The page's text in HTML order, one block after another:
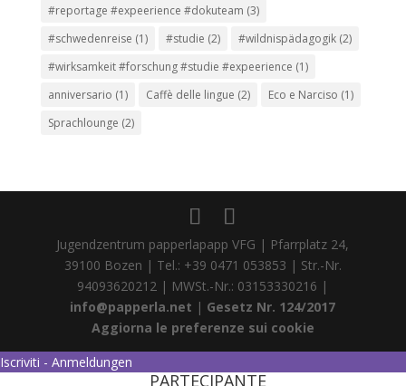
#reportage #expeerience #dokuteam (3)
#schwedenreise (1) #studie (2) #wildnispädagogik(2)
#wirksamkeit #forschung #studie #expeerience (1)
anniversario (1) Caffè delle lingue (2) Eco e Narciso (1)
Sprachlounge (2)
Jugendzentrum papperlapapp VFG | Pfarrplatz 24,
39100 Bozen | Tel.: +39 0471 053853 | Str.-Nr.
94093620212 | MWSt.-Nr.: 03153330216 |
info@papperla.net | Gesetz Nr. 124/2017
Aggiorna le preferenze sui cookie
Iscriviti - Anmeldungen
PARTECIPANTE